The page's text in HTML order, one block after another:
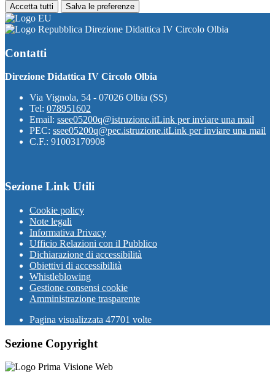
Accetta tutti Salva le preferenze
Direzione Didattica IV Circolo Olbia
Contatti
Direzione Didattica IV Circolo Olbia
Via Vignola, 54 - 07026 Olbia (SS)
Tel: 078951602
Email: ssee05200q@istruzione.itLink per inviare una mail
PEC: ssee05200q@pec.istruzione.itLink per inviare una mail
C.F.: 91003170908
Sezione Link Utili
Cookie policy
Note legali
Informativa Privacy
Ufficio Relazioni con il Pubblico
Dichiarazione di accessibilità
Obiettivi di accessibilità
Whistleblowing
Gestione consensi cookie
Amministrazione trasparente
Pagina visualizzata 47701 volte
Sezione Copyright